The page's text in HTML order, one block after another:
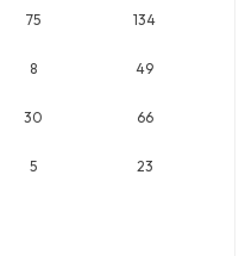
75 134
8 49
30 66
5 23